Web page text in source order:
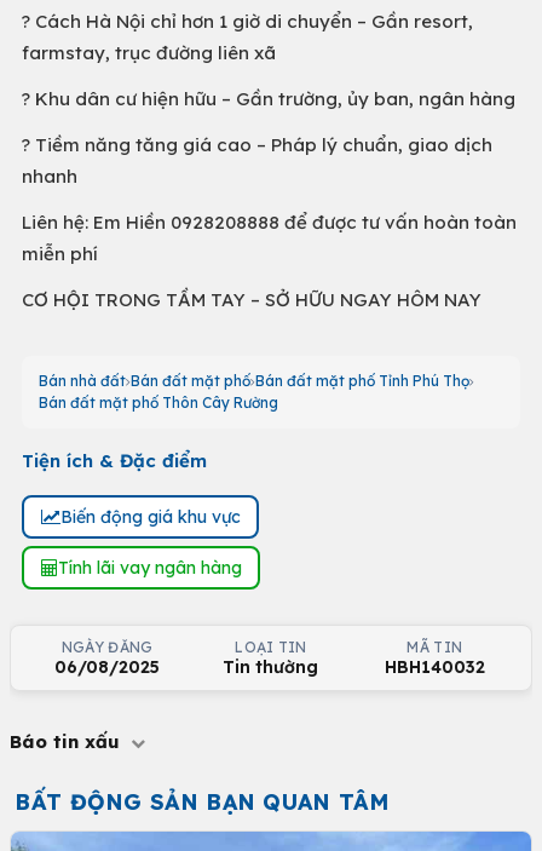
? Cách Hà Nội chỉ hơn 1 giờ di chuyển – Gần resort,
farmstay, trục đường liên xã
? Khu dân cư hiện hữu – Gần trường, ủy ban, ngân hàng
? Tiềm năng tăng giá cao – Pháp lý chuẩn, giao dịch
nhanh
Liên hệ: Em Hiền 0928208888 để được tư vấn hoàn toàn
miễn phí
CƠ HỘI TRONG TẦM TAY – SỞ HỮU NGAY HÔM NAY
Bán nhà đất Bán đất mặt phố Bán đất mặt phố Tỉnh Phú Thọ
Bán đất mặt phố Thôn Cây Rường
Tiện ích & Đặc điểm
Biến động giá khu vực
Tính lãi vay ngân hàng
NGÀY ĐĂNG
06/08/2025
LOẠI TIN
Tin thường
MÃ TIN
HBH140032
Báo tin xấu
BẤT ĐỘNG SẢN BẠN QUAN TÂM